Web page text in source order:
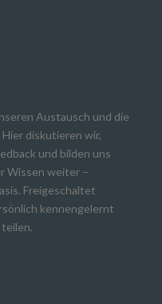
Austausch und die
diskutieren wir,
und bilden uns
Wissen weiter –
Freigeschaltet
kennengelernt